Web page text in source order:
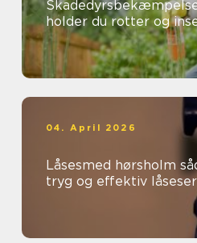
holder du rotter og
04. April 2026
Låsesmed hørsholm sådan vælger du
tryg og effektiv